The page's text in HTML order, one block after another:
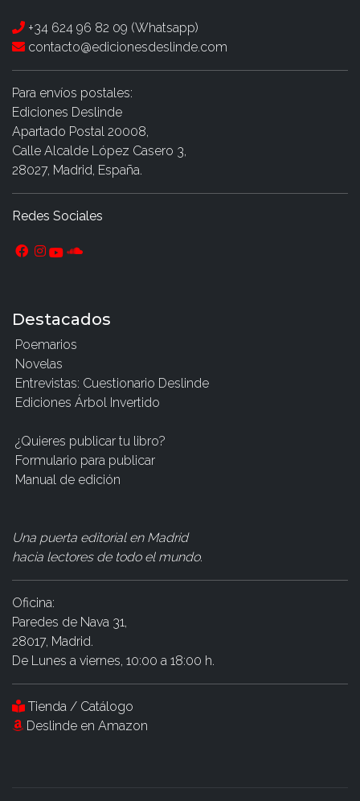
+34 624 96 82 09 (Whatsapp)
contacto@edicionesdeslinde.com
Para envíos postales:
Ediciones Deslinde
Apartado Postal 20008,
Calle Alcalde López Casero 3,
28027, Madrid, España.
Redes Sociales
Destacados
Poemarios
Novelas
Entrevistas: Cuestionario Deslinde
Ediciones Árbol Invertido
¿Quieres publicar tu libro?
Formulario para publicar
Manual de edición
Una puerta editorial en Madrid
hacia lectores de todo el mundo.
Oficina:
Paredes de Nava 31,
28017, Madrid.
De Lunes a viernes, 10:00 a 18:00 h.
Tienda / Catálogo
Deslinde en Amazon